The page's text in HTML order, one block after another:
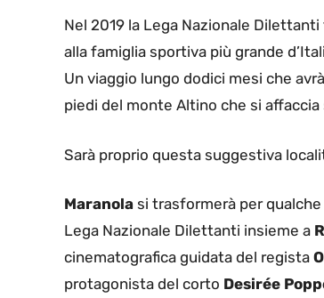
Nel 2019 la Lega Nazionale
alla famiglia sportiva più grande
Un viaggio lungo dodici mesi che
piedi del monte Altino che si
Sarà proprio questa suggestiva
Maranola si trasformerà per qualche
Lega Nazionale Dilettanti insieme a
cinematografica guidata del regista
protagonista del corto Desirée